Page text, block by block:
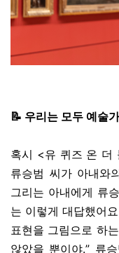
📝 우리는 모두 예술
혹시 <유 퀴즈 온 더
류승범 씨가 아내와
그리는 아내에게 류
는 이렇게 대답했어
표현을 그림으로 하
않았을 뿐이야.” 류